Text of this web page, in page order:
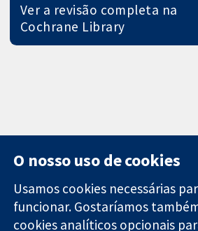
Ver a revisão completa na
Cochrane Library
11-13 Cavendish
O nosso uso de cookies
Usamos cookies necessárias
funcionar. Gostaríamos
cookies analíticos opcionais